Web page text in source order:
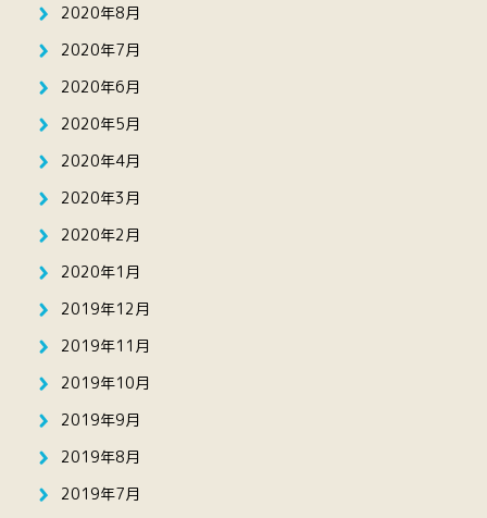
2020年8月
2020年7月
2020年6月
2020年5月
2020年4月
2020年3月
2020年2月
2020年1月
2019年12月
2019年11月
2019年10月
2019年9月
2019年8月
2019年7月